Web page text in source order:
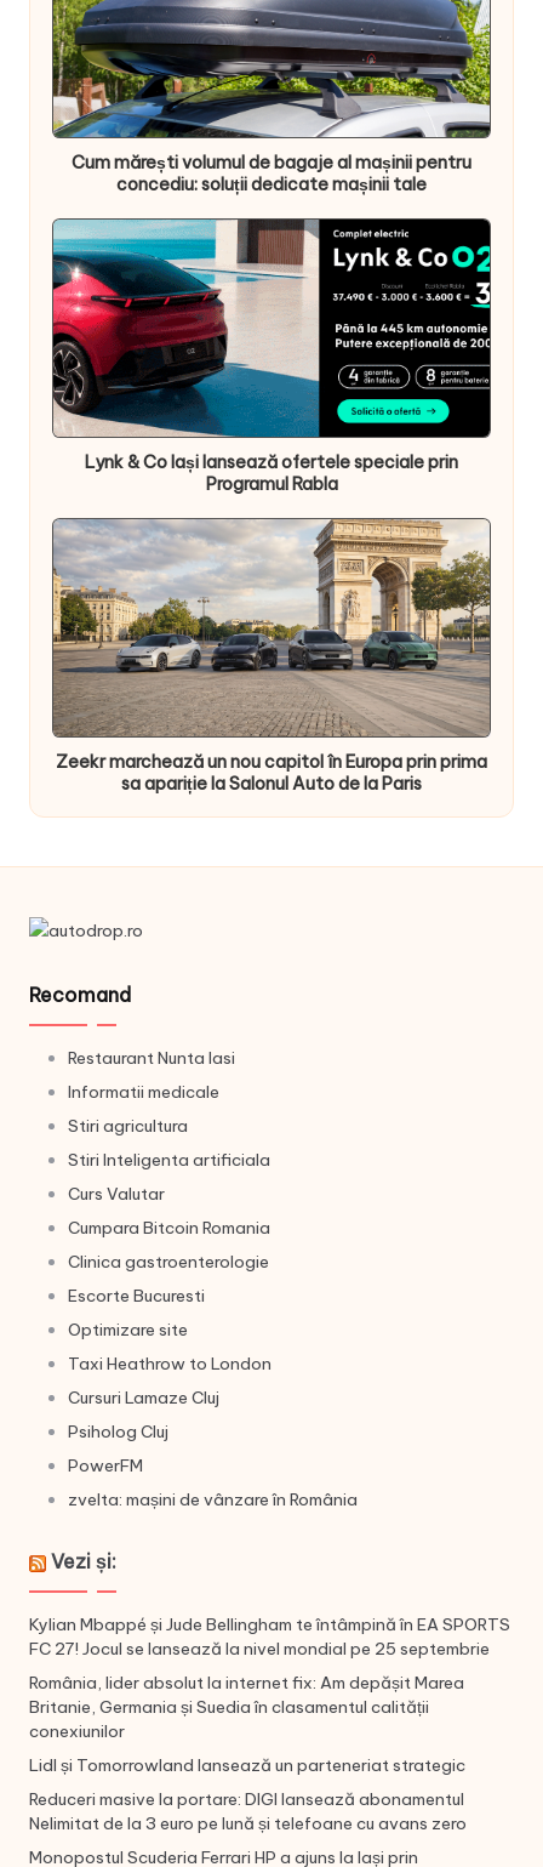
Cum mărești volumul de bagaje al mașinii pentru
concediu: soluții dedicate mașinii tale
Lynk & Co Iași lansează ofertele speciale prin
Programul Rabla
Zeekr marchează un nou capitol în Europa prin prima
sa apariție la Salonul Auto de la Paris
Recomand
Restaurant Nunta Iasi
Informatii medicale
Stiri agricultura
Stiri Inteligenta artificiala
Curs Valutar
Cumpara Bitcoin Romania
Clinica gastroenterologie
Escorte Bucuresti
Optimizare site
Taxi Heathrow to London
Cursuri Lamaze Cluj
Psiholog Cluj
PowerFM
zvelta: mașini de vânzare în România
Vezi și:
Kylian Mbappé și Jude Bellingham te întâmpină în EA SPORTS
FC 27! Jocul se lansează la nivel mondial pe 25 septembrie
România, lider absolut la internet fix: Am depășit Marea
Britanie, Germania și Suedia în clasamentul calității
conexiunilor
Lidl și Tomorrowland lansează un parteneriat strategic
Reduceri masive la portare: DIGI lansează abonamentul
Nelimitat de la 3 euro pe lună și telefoane cu avans zero
Monopostul Scuderia Ferrari HP a ajuns la Iași prin